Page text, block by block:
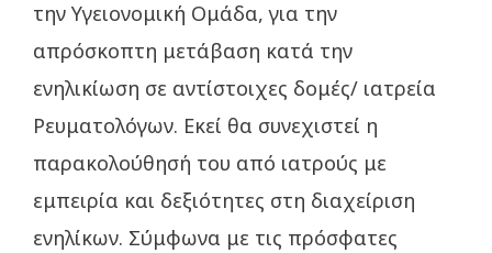
την Υγειονομική Ομάδα, για την
απρόσκοπτη μετάβαση κατά την
ενηλικίωση σε αντίστοιχες δομές/ ιατρεία
Ρευματολόγων. Εκεί θα συνεχιστεί η
παρακολούθησή του από ιατρούς με
εμπειρία και δεξιότητες στη διαχείριση
ενηλίκων. Σύμφωνα με τις πρόσφατες